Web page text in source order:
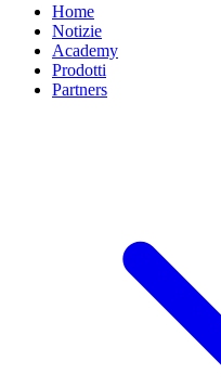
Home
Notizie
Academy
Prodotti
Partners